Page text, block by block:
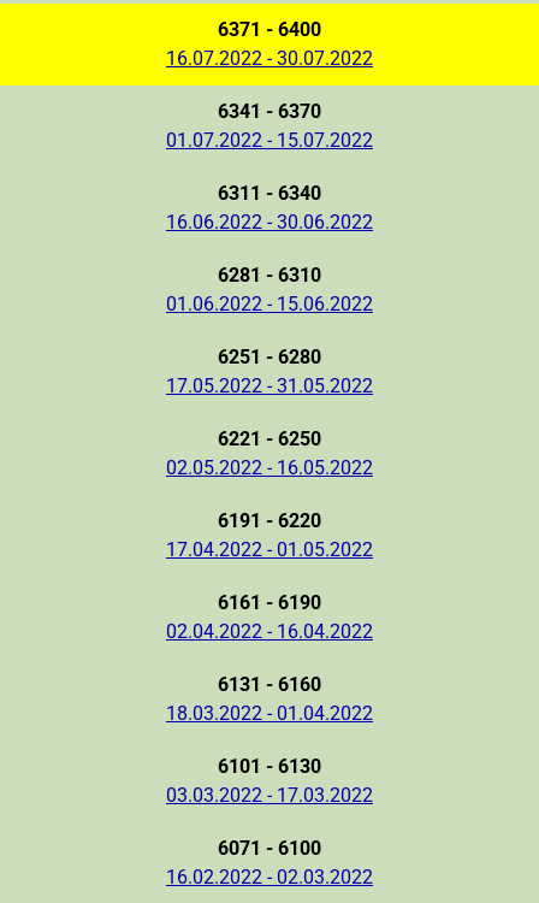
6371 - 6400
16.07.2022 - 30.07.2022
6341 - 6370
01.07.2022 - 15.07.2022
6311 - 6340
16.06.2022 - 30.06.2022
6281 - 6310
01.06.2022 - 15.06.2022
6251 - 6280
17.05.2022 - 31.05.2022
6221 - 6250
02.05.2022 - 16.05.2022
6191 - 6220
17.04.2022 - 01.05.2022
6161 - 6190
02.04.2022 - 16.04.2022
6131 - 6160
18.03.2022 - 01.04.2022
6101 - 6130
03.03.2022 - 17.03.2022
6071 - 6100
16.02.2022 - 02.03.2022